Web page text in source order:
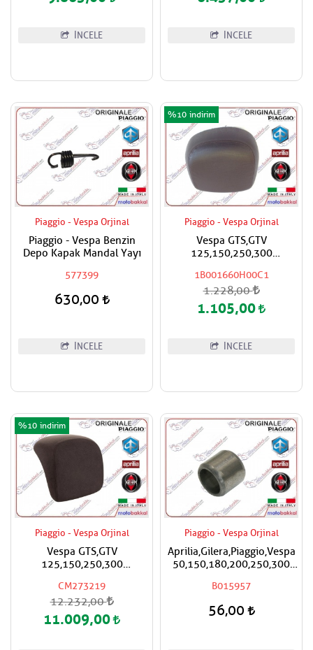
İNCELE İNCELE
Piaggio - Vespa Orjinal
Piaggio - Vespa Benzin
Depo Kapak Mandal Yayı
577399
630,00
İNCELE
Piaggio - Vespa Orjinal
Vespa GTS,GTV
125,150,250,300
İçin Sırt Dayama Pad / Koyu
Kahverengi
1B001660H00C1
%10
1.228,00
1.105,00
İNCELE
Piaggio - Vespa Orjinal
Vespa GTS,GTV
125,150,250,300
İçin Sırt Dayama Pad / Koyu
Kahverengi
CM273219
%10
12.232,00
11.009,00
Piaggio - Vespa Orjinal
Aprilia,Gilera,Piaggio,Vespa
50,150,180,200,250,300
Fiyatıdır
B015957
56,00